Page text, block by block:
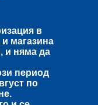
в
и магазина
и няма да
период
по